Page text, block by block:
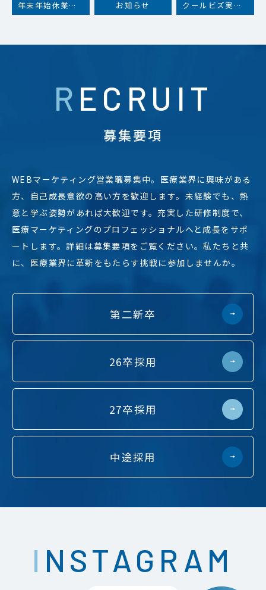
年末年始休業のお知らせ お知らせ クールビズ実施のお知らせ
第二新卒
26卒採用
27卒採用
中途採用
RECRUIT
募集要項
WEBマーケティング営業職募集中。医療業界に興味がある
方、自己成長意欲の高い方を歓迎します。未経験でも、熱
意と学ぶ姿勢があれば大歓迎です。充実した研修制度で、
医療マーケティングのプロフェッショナルへと成長をサポ
ートします。詳細は募集要項をご覧ください。私たちと共
に、医療業界に革新をもたらす挑戦に参加しませんか。
INSTAGRAM